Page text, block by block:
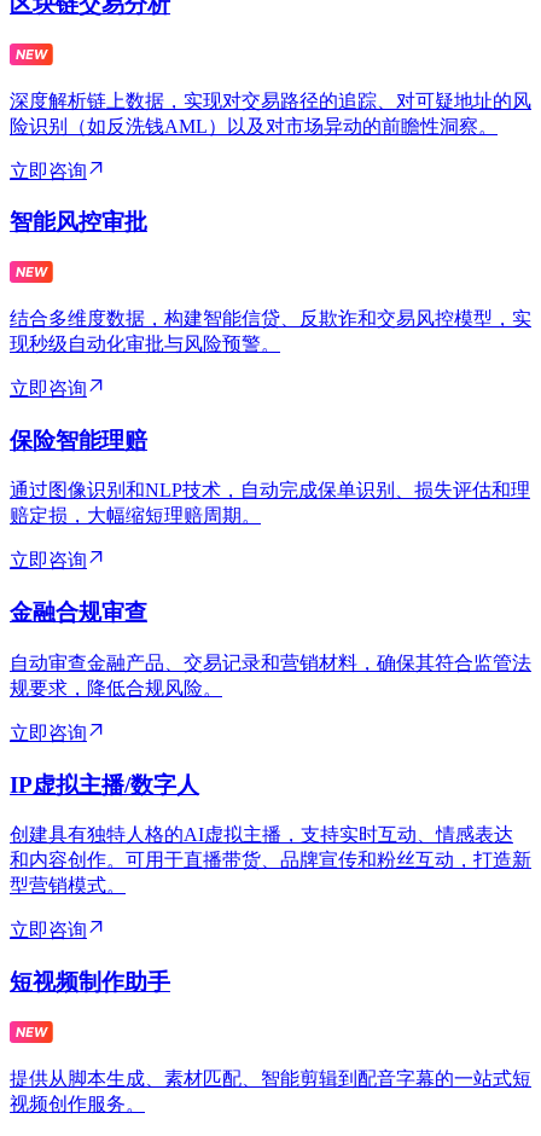
深度解析链上数据，实现对交易路径的追踪、对可疑地址的风
险识别（如反洗钱AML）以及对市场异动的前瞻性洞察。
立即咨询
智能风控审批
结合多维度数据，构建智能信贷、反欺诈和交易风控模型，实
现秒级自动化审批与风险预警。
立即咨询
保险智能理赔
通过图像识别和NLP技术，自动完成保单识别、损失评估和理
赔定损，大幅缩短理赔周期。
立即咨询
金融合规审查
自动审查金融产品、交易记录和营销材料，确保其符合监管法
规要求，降低合规风险。
立即咨询
IP虚拟主播/数字人
创建具有独特人格的AI虚拟主播，支持实时互动、情感表达
和内容创作。可用于直播带货、品牌宣传和粉丝互动，打造新
型营销模式。
立即咨询
短视频制作助手
提供从脚本生成、素材匹配、智能剪辑到配音字幕的一站式短
视频创作服务。